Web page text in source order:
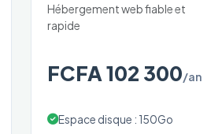
Hébergement web fiable et
rapide
FCFA 102 300/an
Espace disque : 150Go